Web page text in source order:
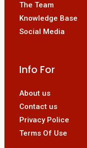
The Team
Knowledge Base
Social Media
Info For
About us
Contact us
Privacy Police
Terms Of Use